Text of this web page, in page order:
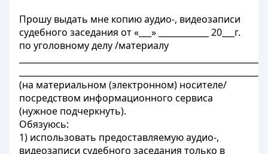
Прошу выдать мне копию аудио-, видеозаписи
судебного заседания от «___» ____________ 20___г.
по уголовному делу /материалу
(на материальном (электронном) носителе/
посредством информационного сервиса
(нужное подчеркнуть).
Обязуюсь:
1) использовать предоставляемую аудио-,
видеозаписи судебного заседания только в